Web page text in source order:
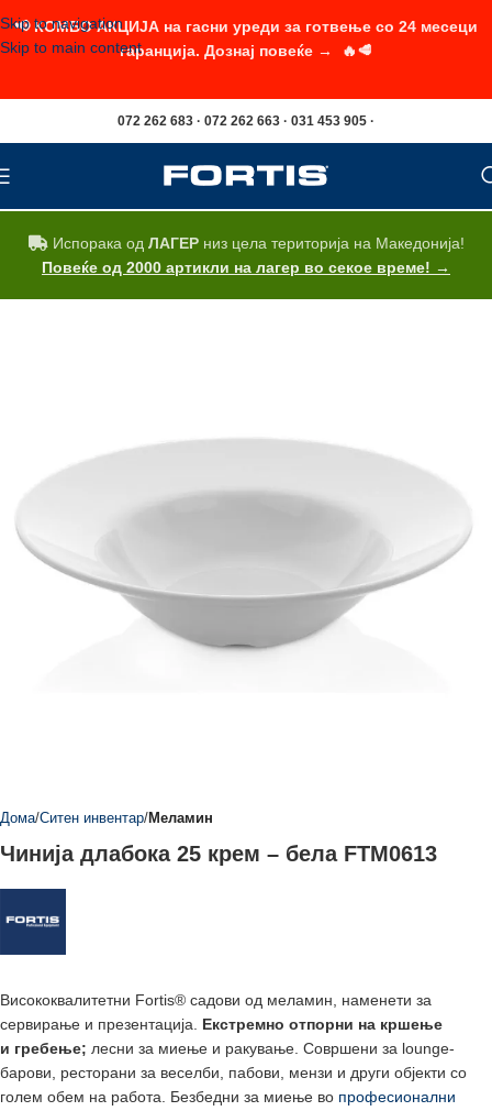
Skip to navigation
Skip to main content
072 262 683 · 072 262 663 · 031 453 905 ·
Испорака од ЛАГЕРниз цела територија на Македонија!
Повеќе од 2000 артикли на лагер во секое време! →
Дома Ситен инвентар Меламин
Чинија длабока 25 крем – бела FTM0613
Висококвалитетни Fortis® садови од меламин, наменети за
сервирање и презентација. Екстремно отпорни на кршење
и гребење; лесни за миење и ракување. Совршени за lounge-
барови, ресторани за веселби, пабови, мензи и други објекти со
голем обем на работа. Безбедни за миење во професионални
📢 КОМБО АКЦИЈА на гасни уреди за готвење со 24 месеци
гаранција. Дознај повеќе → 🔥🥩